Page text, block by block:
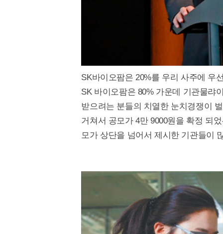
SK바이오팜은 20%를 우리 사주에 우
SK 바이오팜은 80% 가운데 기관물랴
받으려는 분들의 치열한 눈치경쟁이
거쳐서 공모가 4만 9000원을 확정 되
모가 상단을 넘어서 제시한 기관들이